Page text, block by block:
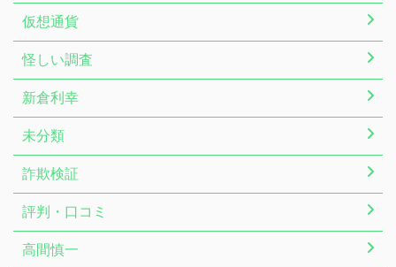
仮想通貨
怪しい調査
新倉利幸
未分類
詐欺検証
評判・口コミ
高間慎一